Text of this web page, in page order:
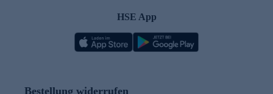
HSE App
Bestellung widerrufen